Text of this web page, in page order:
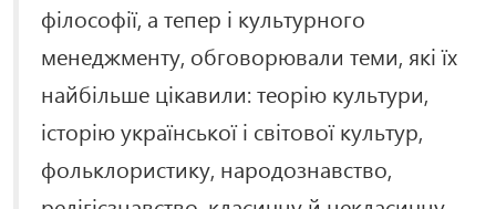
філософії, а тепер і культурного
менеджменту, обговорювали теми, які їх
найбільше цікавили: теорію культури,
історію української і світової культур,
фольклористику, народознавство,